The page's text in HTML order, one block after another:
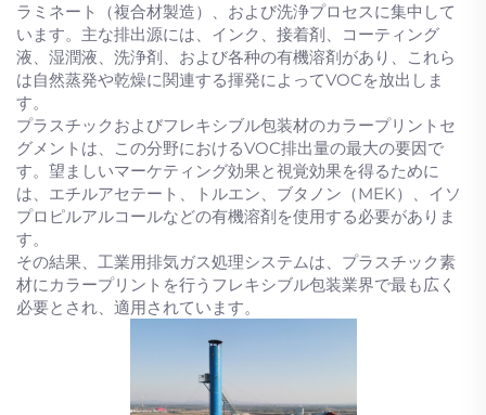
ラミネート（複合材製造）、および洗浄プロセスに集中して
います。主な排出源には、インク、接着剤、コーティング
液、湿潤液、洗浄剤、および各种の有機溶剤があり、これら
は自然蒸発や乾燥に関連する揮発によってVOCを放出しま
す。
プラスチックおよびフレキシブル包装材のカラープリントセ
グメントは、この分野におけるVOC排出量の最大の要因で
す。望ましいマーケティング効果と視覚効果を得るために
は、エチルアセテート、トルエン、ブタノン（MEK）、イソ
プロピルアルコールなどの有機溶剤を使用する必要がありま
す。
その結果、工業用排気ガス処理システムは、プラスチック素
材にカラープリントを行うフレキシブル包装業界で最も広く
必要とされ、適用されています。